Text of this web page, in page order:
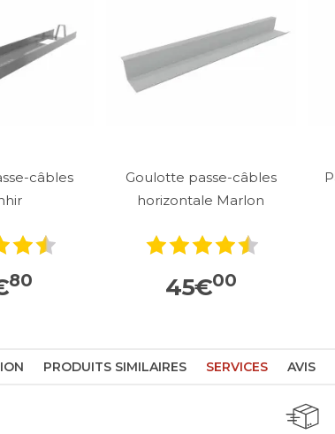
câbles
80
Goulotte passe-câbles
horizontale Marlon
45€00
PRODUITS SIMILAIRES SERVICES AVIS